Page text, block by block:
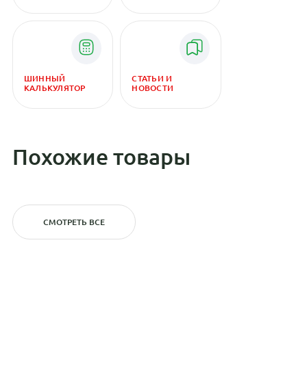
ШИННЫЙ
КАЛЬКУЛЯТОР
СТАТЬИ И
НОВОСТИ
Похожие товары
СМОТРЕТЬ ВСЕ